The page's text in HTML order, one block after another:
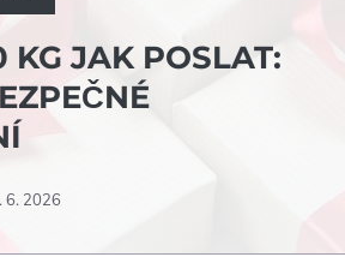
KG JAK POSLAT:
6. 2026